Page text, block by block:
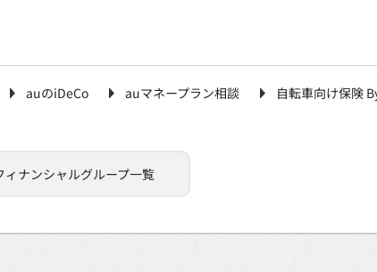
auのiDeCo auマネープラン相談
自転車向け保険
ィナンシャルグループ一覧